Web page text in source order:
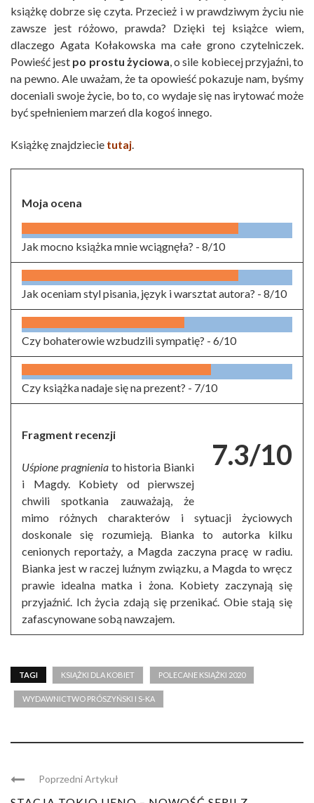
książkę dobrze się czyta. Przecież i w prawdziwym życiu nie
zawsze jest różowo, prawda? Dzięki tej książce wiem,
dlaczego Agata Kołakowska ma całe grono czytelniczek.
Powieść jest po prostu życiowa, o sile kobiecej przyjaźni, to
na pewno. Ale uważam, że ta opowieść pokazuje nam, byśmy
doceniali swoje życie, bo to, co wydaje się nas irytować może
być spełnieniem marzeń dla kogoś innego.
Książkę znajdziecie tutaj.
Moja ocena
Jak mocno książka mnie wciągnęła? - 8/10
Jak oceniam styl pisania, język i warsztat autora? - 8/10
Czy bohaterowie wzbudzili sympatię? - 6/10
Czy książka nadaje się na prezent? - 7/10
7.3/10
Fragment recenzji
Uśpione pragnienia to historia Bianki
i Magdy. Kobiety od pierwszej
chwili spotkania zauważają, że
mimo różnych charakterów i sytuacji życiowych
doskonale się rozumieją. Bianka to autorka kilku
cenionych reportaży, a Magda zaczyna pracę w radiu.
Bianka jest w raczej luźnym związku, a Magda to wręcz
prawie idealna matka i żona. Kobiety zaczynają się
przyjaźnić. Ich życia zdają się przenikać. Obie stają się
zafascynowane sobą nawzajem.
TAGI KSIĄŻKI DLA KOBIET POLECANE KSIĄŻKI 2020
WYDAWNICTWO PRÓSZYŃSKI I S-KA
Poprzedni Artykuł